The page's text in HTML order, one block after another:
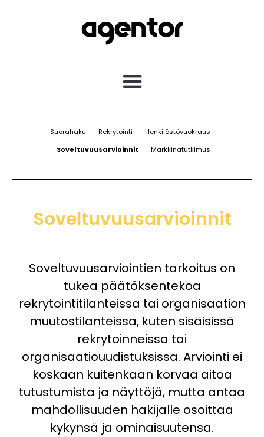
Suorahaku Rekrytointi
Henkilöstövuokraus
Soveltuvuusarvioinnit
Markkinatutkimus
Soveltuvuusarvioinnit
Soveltuvuusarviointien tarkoitus on
tukea päätöksentekoa
rekrytointitilanteissa tai organisaation
muutostilanteissa, kuten sisäisissä
rekrytoinneissa tai
organisaatiouudistuksissa. Arviointi ei
koskaan kuitenkaan korvaa aitoa
tutustumista ja näyttöjä, mutta antaa
mahdollisuuden hakijalle osoittaa
kykynsä ja ominaisuutensa.